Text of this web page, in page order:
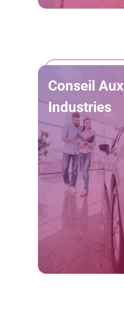
Conseil Aux
Industries